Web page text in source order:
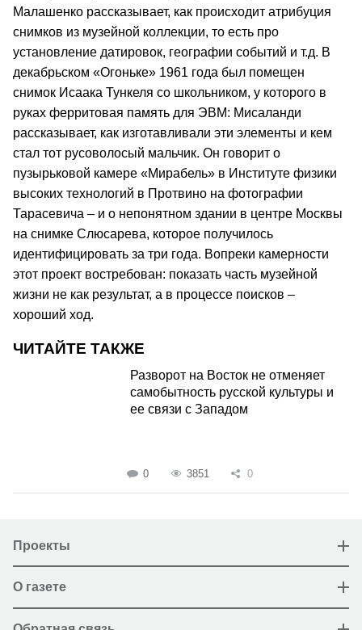
Малашенко рассказывает, как происходит атрибуция
снимков из музейной коллекции, то есть про
установление датировок, географии событий и т.д. В
декабрьском «Огоньке» 1961 года был помещен
снимок Исаака Тункеля со школьником, у которого в
руках ферритовая память для ЭВМ: Мисаланди
рассказывает, как изготавливали эти элементы и кем
стал тот русоволосый мальчик. Он говорит о
пузырьковой камере «Мирабель» в Институте физики
высоких технологий в Протвино на фотографии
Тарасевича – и о непонятном здании в центре Москвы
на снимке Слюсарева, которое получилось
идентифицировать за три года. Вопреки камерности
этот проект востребован: показать часть музейной
жизни не как результат, а в процессе поисков –
хороший ход.
ЧИТАЙТЕ ТАКЖЕ
Разворот на Восток не отменяет
самобытность русской культуры и
ее связи с Западом
0 3851 0
Проекты
О газете